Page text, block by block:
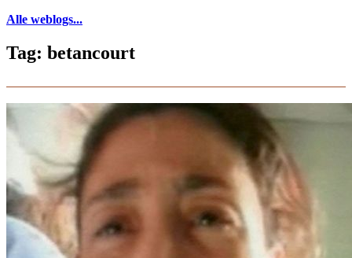
Alle weblogs...
Tag: betancourt